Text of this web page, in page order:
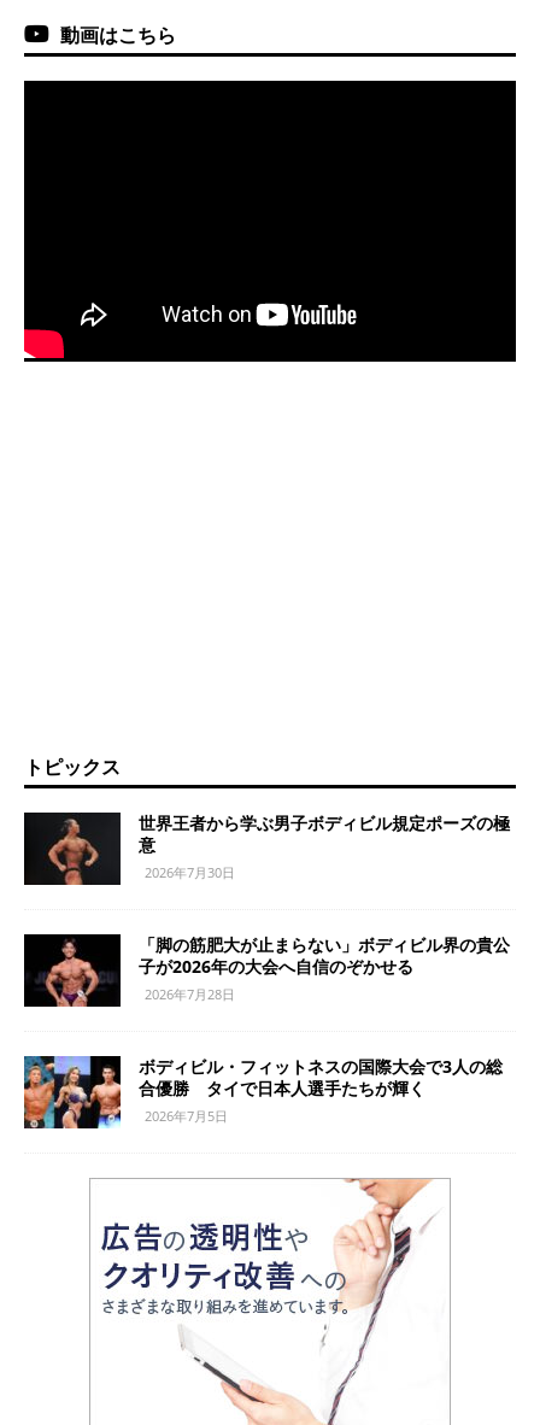
動画はこちら
トピックス
世界王者から学ぶ男子ボディビル規定ポーズの極
意
2026年7月30日
「脚の筋肥大が止まらない」ボディビル界の貴公
子が2026年の大会へ自信のぞかせる
2026年7月28日
ボディビル・フィットネスの国際大会で3人の総
合優勝 タイで日本人選手たちが輝く
2026年7月5日